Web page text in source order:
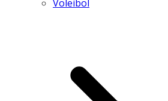
Voleibol